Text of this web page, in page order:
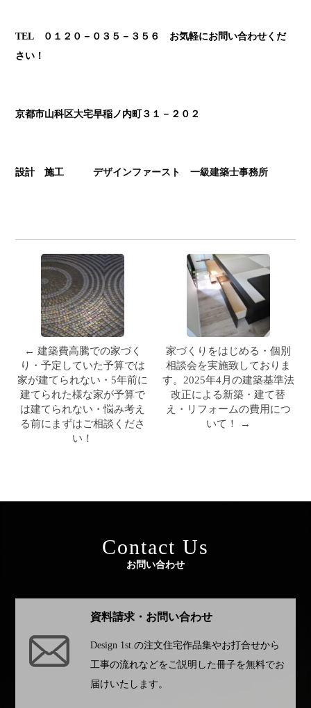
TEL ０１２０－０３５－３５６ お気軽にお問い合わせくだ
さい！
京都市山科区大宅早稲ノ内町３１－２０２
設計 施工デザインファースト一級建築士事務所
← 建築費高騰での家づく
り・予定していた予算では
家が建てられない・5年前に
建てられた様な家が予算で
は建てられない・悩み考え
る前にまずはご相談くださ
い！
家づくりをはじめる・個別
相談会を実施致しておりま
す。2025年4月の建築基準法
改正による新築・建て替
え・リフォームの費用につ
いて！ →
Contact Us
お問い合わせ
資料請求・お問い合わせ
Design 1st.の注文住宅作品集やお打合せから
工事の流れなどをご説明した冊子を無料でお
届けいたします。